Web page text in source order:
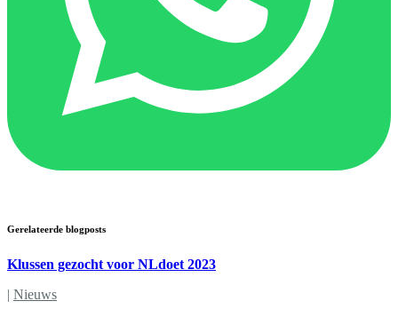
Gerelateerde blogposts
Klussen gezocht voor NLdoet 2023
| Nieuws